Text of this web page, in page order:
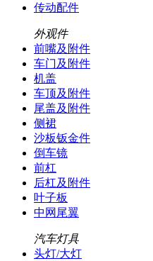
传动配件
外观件
前嘴及附件
车门及附件
机盖
车顶及附件
尾盖及附件
侧裙
沙板钣金件
倒车镜
前杠
后杠及附件
叶子板
中网尾翼
汽车灯具
头灯/大灯